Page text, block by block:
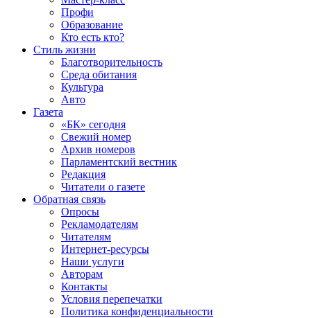
Профи
Образование
Кто есть кто?
Стиль жизни
Благотворительность
Среда обитания
Культура
Авто
Газета
«БК» сегодня
Свежий номер
Архив номеров
Парламентский вестник
Редакция
Читатели о газете
Обратная связь
Опросы
Рекламодателям
Читателям
Интернет-ресурсы
Наши услуги
Авторам
Контакты
Условия перепечатки
Политика конфиденциальности